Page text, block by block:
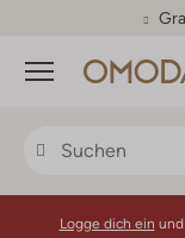
Menü
Logge dich ein